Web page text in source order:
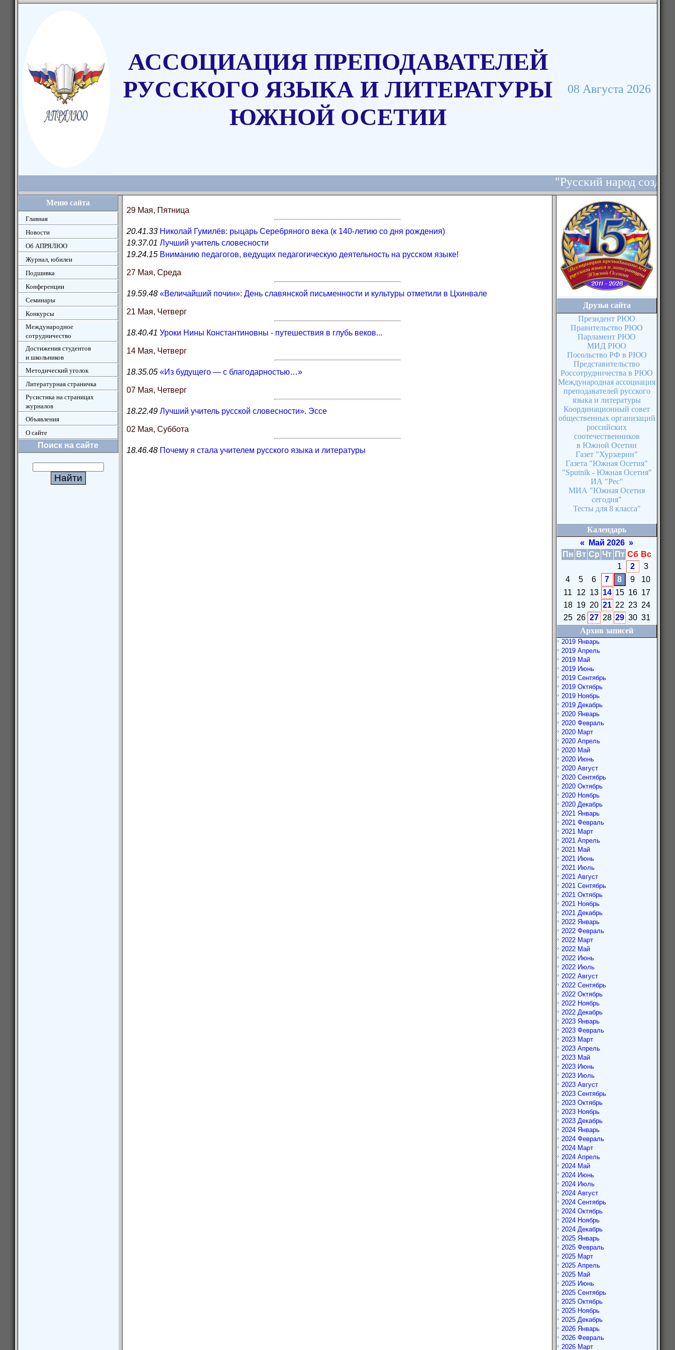
АССОЦИАЦИЯ ПРЕПОДАВАТЕЛЕЙ
РУССКОГО ЯЗЫКА И ЛИТЕРАТУРЫ
ЮЖНОЙ ОСЕТИИ
08 Августа 2026
"Русский народ
Меню сайта
Главная
Новости
Об АПРЯЛЮО
Журнал, юбилеи
Подшивка
Конференции
Семинары
Конкурсы
Международное
сотрудничество
Достижения студентов
и школьников
Методический уголок
Литературная страничка
Русистика на страницах
журналов
Объявления
О сайте
Поиск на сайте
29 Мая, Пятница
20.41.33 Николай Гумилёв: рыцарь Серебряного века (к 140-летию со дня рождения)
19.37.01 Лучший учитель словесности
19.24.15 Вниманию педагогов, ведущих педагогическую деятельность на русском языке!
27 Мая, Среда
19.59.48 «Величайший почин»: День славянской письменности и культуры отметили в Цхинвале
21 Мая, Четверг
18.40.41 Уроки Нины Константиновны - путешествия в глубь веков...
14 Мая, Четверг
18.35.05 «Из будущего — с благодарностью…»
07 Мая, Четверг
18.22.49 Лучший учитель русской словесности». Эссе
02 Мая, Суббота
18.46.48 Почему я стала учителем русского языка и литературы
Друзья сайта
Президент РЮО
Правительство РЮО
Парламент РЮО
МИД РЮО
Посольство РФ в РЮО
Представительство
Россотрудничества в РЮО
Международная ассоциация
преподавателей русского
языка и литературы
Координационный совет
общественных организаций
российских
соотечественников
в Южной Осетии
Газет "Хурзæрин"
Газета "Южная Осетия"
"Sputnik - Южная Осетия"
ИА "Рес"
МИА "Южная Осетия
сегодня"
Тесты для 8 класса"
Календарь
«
Май 2026 »
Пн Вт Ср Чт Пт Сб Вс
1
2
3
4
5 6 7 8 9
10
11
12 13 14 15 16 17
18 19 20 21 22 23 24
25 26 27 28 29 30 31
Архив записей
2019 Январь
2019 Апрель
2019 Май
2019 Июнь
2019 Сентябрь
2019 Октябрь
2019 Ноябрь
2019 Декабрь
2020 Январь
2020 Февраль
2020 Март
2020 Апрель
2020 Май
2020 Июнь
2020 Август
2020 Сентябрь
2020 Октябрь
2020 Ноябрь
2020 Декабрь
2021 Январь
2021 Февраль
2021 Март
2021 Апрель
2021 Май
2021 Июнь
2021 Июль
2021 Август
2021 Сентябрь
2021 Октябрь
2021 Ноябрь
2021 Декабрь
2022 Январь
2022 Февраль
2022 Март
2022 Май
2022 Июнь
2022 Июль
2022 Август
2022 Сентябрь
2022 Октябрь
2022 Ноябрь
2022 Декабрь
2023 Январь
2023 Февраль
2023 Март
2023 Апрель
2023 Май
2023 Июнь
2023 Июль
2023 Август
2023 Сентябрь
2023 Октябрь
2023 Ноябрь
2023 Декабрь
2024 Январь
2024 Февраль
2024 Март
2024 Апрель
2024 Май
2024 Июнь
2024 Июль
2024 Август
2024 Сентябрь
2024 Октябрь
2024 Ноябрь
2024 Декабрь
2025 Январь
2025 Февраль
2025 Март
2025 Апрель
2025 Май
2025 Июнь
2025 Сентябрь
2025 Октябрь
2025 Ноябрь
2025 Декабрь
2026 Январь
2026 Февраль
2026 Март